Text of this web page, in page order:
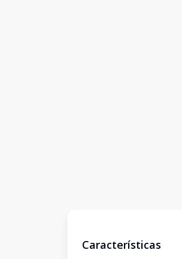
Características